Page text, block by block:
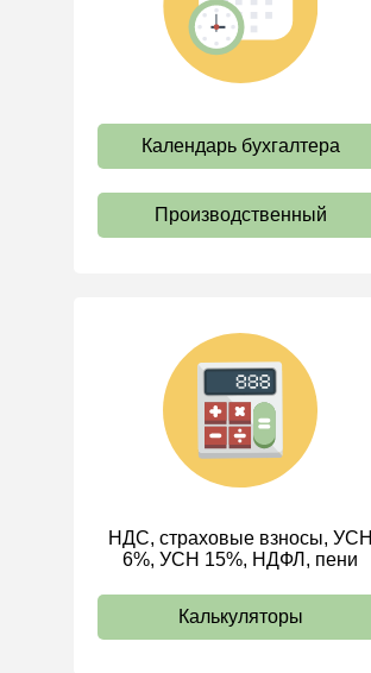
труда
Отпуск и время отдыха
Ответственность и
взыскания
Пенсии
должностные инструкции
Трудовые книжки
Кадровые документы и
образцы
Персональные данные
ИП
Календарь бухгалтера
Производственный
НДС, страховые взносы, УСН
6%, УСН 15%, НДФЛ, пени
Калькуляторы